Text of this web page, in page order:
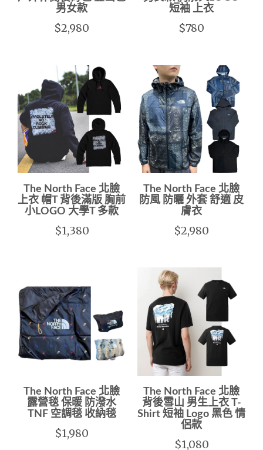
男女款
$2,980
短袖 上衣
$780
The North Face 北臉
上衣 帽T 背後滿版 胸前
小LOGO 大學T 多款
$1,380
The North Face 北臉
防風 防曬 外套 舒適 皮
膚衣
$2,980
The North Face 北臉
露營毯 保暖 防潑水
TNF 空調毯 收納毯
$1,980
The North Face 北臉
背後雪山 男生上衣 T-
Shirt 短袖 Logo 黑色 情
侶款
$1,080